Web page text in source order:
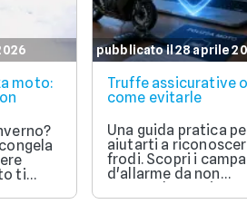
moto:
ti
restare
dalla
pubblicato il 28 aprile
Truffe assicurative
come evitarle
Una guida pratica
aiutarti a
frodi. Scopri i
d'allarme da non
sottovalutare, i
ufficiali da